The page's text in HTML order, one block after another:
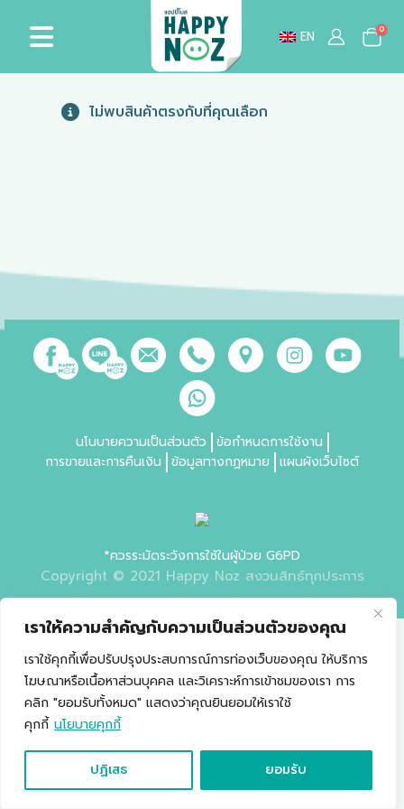
เราให้ความสำคัญกับความเป็นส่วนตัวของคุณ
เราใช้คุกกี้เพื่อปรับปรุงประสบการณ์การท่องเว็บของคุณ ให้บริการ
โฆษณาหรือเนื้อหาส่วนบุคคล และวิเคราะห์การเข้าชมของเรา การ
คลิก "ยอมรับทั้งหมด" แสดงว่าคุณยินยอมให้เราใช้
คุกกี้ นโยบายคุกกี้
ปฏิเสธ ยอมรับ
EN 0
ไม่พบสินค้าตรงกับที่คุณเลือก
นโนบายความเป็นส่วนตัว ข้อกำหนดการใช้งาน
การขายและการคืนเงิน ข้อมูลทางกฏหมาย แผนผังเว็บไซต์
*ควรระมัดระวังการใช้ในผู้ป่วย G6PD
Copyright © 2021 Happy Noz สงวนสิทธ์ทุกประการ